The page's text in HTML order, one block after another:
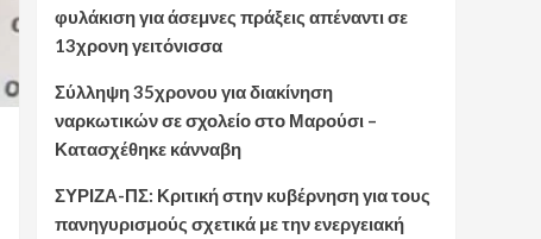
φυλάκιση για άσεμνες πράξεις απέναντι σε
13χρονη γειτόνισσα
Σύλληψη 35χρονου για διακίνηση
ναρκωτικών σε σχολείο στο Μαρούσι –
Κατασχέθηκε κάνναβη
ΣΥΡΙΖΑ-ΠΣ: Κριτική στην κυβέρνηση για τους
πανηγυρισμούς σχετικά με την ενεργειακή